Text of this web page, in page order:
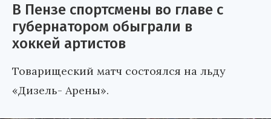
В Пензе спортсмены во главе с
губернатором обыграли в
хоккей артистов
Товарищеский матч состоялся на льду
«Дизель- Арены».